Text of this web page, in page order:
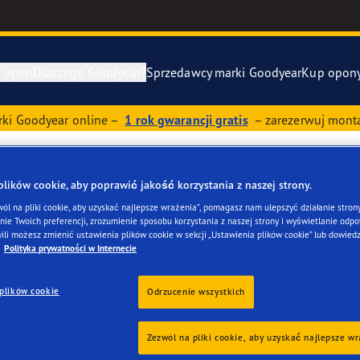
zapasowemobilności elektrycznej
RACING
Vector
UltraGrip
Sprzedawcy marki GoodyearKup
Goodyear online – 1 rok gwarancji gratis – zarezerwuj
cookie, aby poprawić jakość korzystania z naszej strony.
na pliki cookie, aby uzyskać najlepsze wrażenia”, pomagasz nam ulepszyć działanie
Twoich preferencji, zrozumienie sposobu korzystania z naszej strony i wyświetlanie
możesz zmienić ustawienia plików cookie w sekcji „Ustawienia plików cookie” lub
Polityka prywatności w Internecie
cookie Odrzucenie wszystkich
Zezwól na pliki cookie, aby uzyskać najlepsze